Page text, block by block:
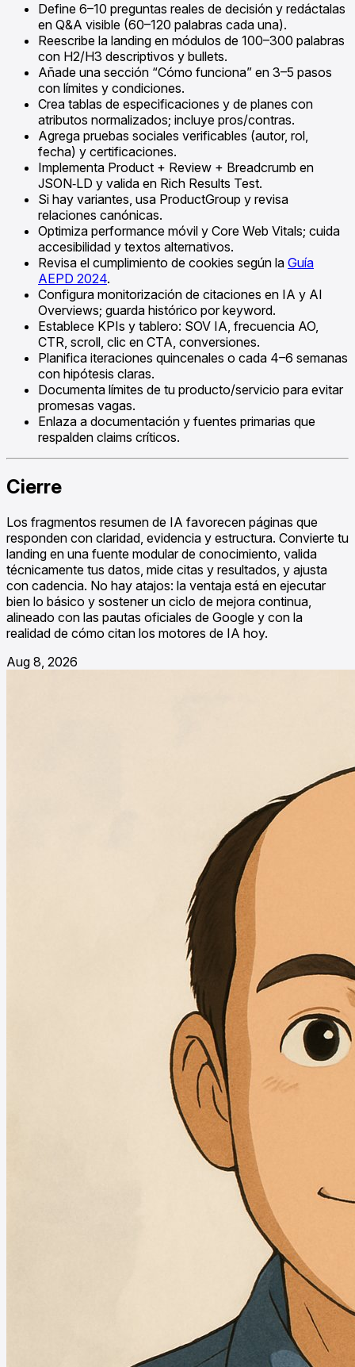
Define 6–10 preguntas reales de decisión y redáctalas
en Q&A visible (60–120 palabras cada una).
Reescribe la landing en módulos de 100–300 palabras
con H2/H3 descriptivos y bullets.
Añade una sección “Cómo funciona” en 3–5 pasos
con límites y condiciones.
Crea tablas de especificaciones y de planes con
atributos normalizados; incluye pros/contras.
Agrega pruebas sociales verificables (autor, rol,
fecha) y certificaciones.
Implementa Product + Review + Breadcrumb en
JSON‑LD y valida en Rich Results Test.
Si hay variantes, usa ProductGroup y revisa
relaciones canónicas.
Optimiza performance móvil y Core Web Vitals; cuida
accesibilidad y textos alternativos.
Revisa el cumplimiento de cookies según la Guía
AEPD 2024.
Configura monitorización de citaciones en IA y AI
Overviews; guarda histórico por keyword.
Establece KPIs y tablero: SOV IA, frecuencia AO,
CTR, scroll, clic en CTA, conversiones.
Planifica iteraciones quincenales o cada 4–6 semanas
con hipótesis claras.
Documenta límites de tu producto/servicio para evitar
promesas vagas.
Enlaza a documentación y fuentes primarias que
respalden claims críticos.
Cierre
Los fragmentos resumen de IA favorecen páginas que
responden con claridad, evidencia y estructura. Convierte tu
landing en una fuente modular de conocimiento, valida
técnicamente tus datos, mide citas y resultados, y ajusta
con cadencia. No hay atajos: la ventaja está en ejecutar
bien lo básico y sostener un ciclo de mejora continua,
alineado con las pautas oficiales de Google y con la
realidad de cómo citan los motores de IA hoy.
Aug 8, 2026